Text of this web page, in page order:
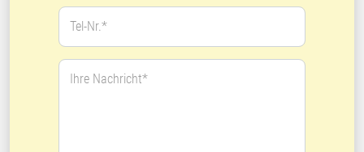
Tel-Nr.*
Ihre Nachricht*